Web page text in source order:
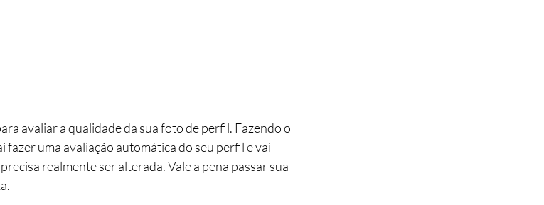
avaliar a qualidade da sua foto de perfil. Fazendo o
fazer uma avaliação automática do seu perfil e vai
realmente ser alterada. Vale a pena passar sua